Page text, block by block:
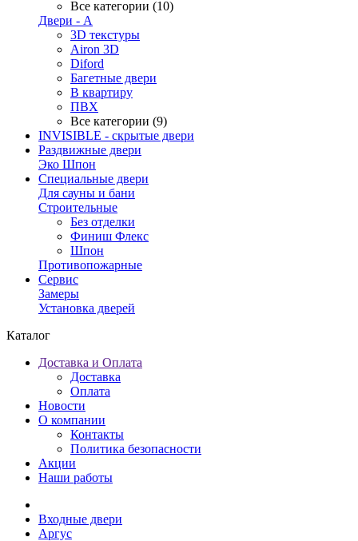
Все категории (10)
Двери - А
3D текстуры
Airon 3D
Diford
Багетные двери
В квартиру
ПВХ
Все категории (9)
INVISIBLE - скрытые двери
Раздвижные двери
Эко Шпон
Специальные двери
Для сауны и бани
Строительные
Без отделки
Финиш Флекс
Шпон
Противопожарные
Сервис
Замеры
Установка дверей
Каталог
Доставка и Оплата
Доставка
Оплата
Новости
О компании
Контакты
Политика безопасности
Акции
Наши работы
Входные двери
Аргус